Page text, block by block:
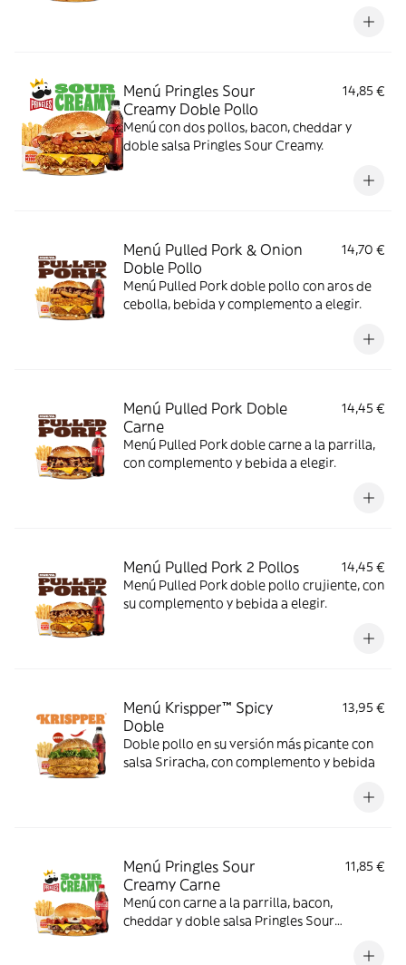
Menú Pringles Sour
Creamy Doble Pollo
14,85 €
Menú con dos pollos, bacon, cheddar y
doble salsa Pringles Sour Creamy.
Menú Pulled Pork & Onion
Doble Pollo
14,70 €
Menú Pulled Pork doble pollo con aros de
cebolla, bebida y complemento a elegir.
Menú Pulled Pork Doble
Carne
14,45 €
Menú Pulled Pork doble carne a la parrilla,
con complemento y bebida a elegir.
Menú Pulled Pork 2 Pollos
14,45 €
Menú Pulled Pork doble pollo crujiente, con
su complemento y bebida a elegir.
Menú Krispper™ Spicy
Doble
13,95 €
Doble pollo en su versión más picante con
salsa Sriracha, con complemento y bebida
Menú Pringles Sour
Creamy Carne
11,85 €
Menú con carne a la parrilla, bacon,
cheddar y doble salsa Pringles Sour